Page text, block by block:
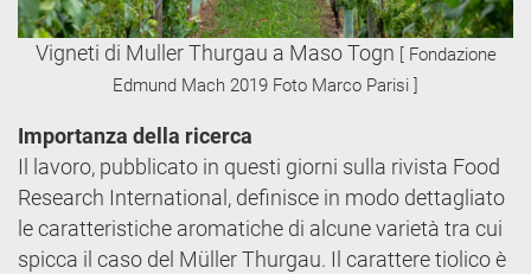
Vigneti di Muller Thurgau a Maso Togn [ Fondazione
Edmund Mach 2019 Foto Marco Parisi ]
Importanza della ricerca
Il lavoro, pubblicato in questi giorni sulla rivista Food
Research International, definisce in modo dettagliato
le caratteristiche aromatiche di alcune varietà tra cui
spicca il caso del Müller Thurgau. Il carattere tiolico è